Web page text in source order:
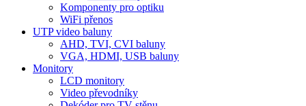
Komponenty pro optiku
WiFi přenos
UTP video baluny
AHD, TVI, CVI baluny
VGA, HDMI, USB baluny
Monitory
LCD monitory
Video převodníky